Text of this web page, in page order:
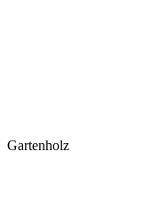
Gartenholz